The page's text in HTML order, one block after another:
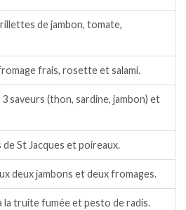
de jambon, tomate,
frais, rosette et salami.
saveurs (thon, sardine, jambon) et
St Jacques et poireaux.
deux jambons et deux fromages.
la truite fumée et pesto de radis.